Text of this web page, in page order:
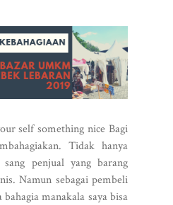
self something nice Bagi
Tidak hanya
penjual yang barang
Namun sebagai pembeli
bahagia manakala saya bisa